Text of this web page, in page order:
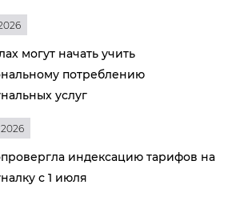
могут начать учить
потреблению
услуг
2026
индексацию тарифов на
с 1 июля